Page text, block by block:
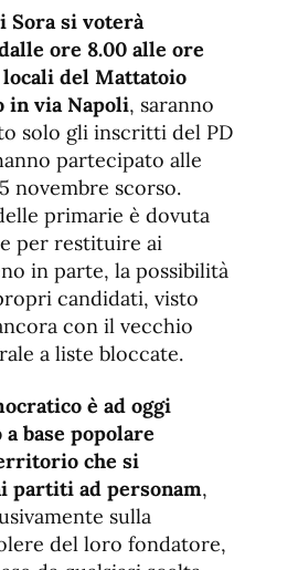
Sora si voterà
ore 8.00 alle ore
locali del Mattatoio
in via Napoli, saranno
solo gli inscritti del PD
partecipato alle
novembre scorso.
primarie è dovuta
per restituire ai
in parte, la possibilità
candidati, visto
con il vecchio
a liste bloccate.
è ad oggi
base popolare
che si
partiti ad personam,
sulla
del loro fondatore,